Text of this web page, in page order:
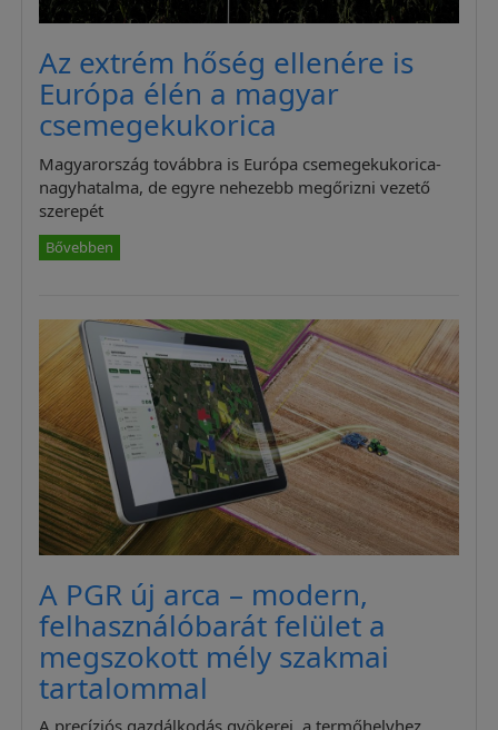
Az extrém hőség ellenére is
Európa élén a magyar
csemegekukorica
Magyarország továbbra is Európa csemegekukorica-
nagyhatalma, de egyre nehezebb megőrizni vezető
szerepét
Bővebben
A PGR új arca – modern,
felhasználóbarát felület a
megszokott mély szakmai
tartalommal